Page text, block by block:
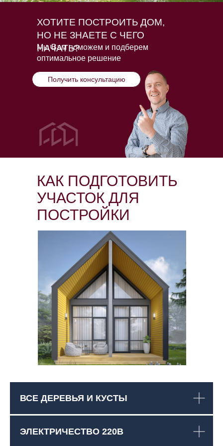
ХОТИТЕ ПОСТРОИТЬ ДОМ,
НО НЕ ЗНАЕТЕ С ЧЕГО
НАЧАТЬ?
Мы Вам поможем и подберем
оптимальное решение
Получить консультацию
КАК ПОДГОТОВИТЬ
УЧАСТОК ДЛЯ
ПОСТРОЙКИ
ВСЕ ДЕРЕВЬЯ И КУСТЫ
ЭЛЕКТРИЧЕСТВО 220В